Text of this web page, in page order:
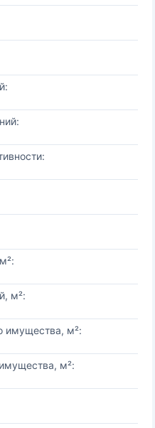
м²:
имущества, м²:
м²: